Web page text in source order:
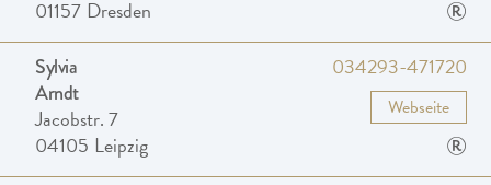
01157 Dresden ®
Sylvia
Arndt
Jacobstr. 7
04105 Leipzig
034293-471720
Webseite
®